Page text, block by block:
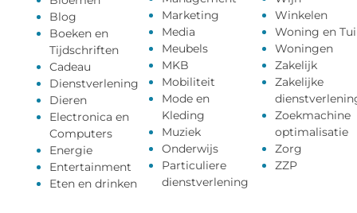
Blog
Boeken en
Tijdschriften
Cadeau
Dienstverlening
Dieren
Electronica en
Computers
Energie
Entertainment
Eten en drinken
Marketing
Media
Meubels
MKB
Mobiliteit
Mode en
Kleding
Muziek
Onderwijs
Particuliere
dienstverlening
Winkelen
Woning en
Woningen
Zakelijk
Zakelijke
Zoekmachine
optimalisatie
Zorg
ZZP